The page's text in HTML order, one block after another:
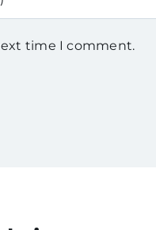
time I comment.